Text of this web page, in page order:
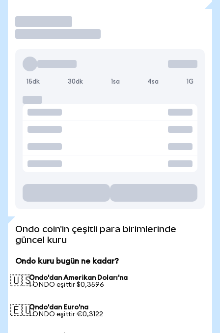
15dk 30dk 1sa 4sa 1G
Ondo coin'in çeşitli para birimlerinde
güncel kuru
Ondo kuru bugün ne kadar?
🇺🇸Ondo'dan Amerikan Doları'na
1 ONDO eşittir $0,3596
🇪🇺Ondo'dan Euro'na
1 ONDO eşittir €0,3122